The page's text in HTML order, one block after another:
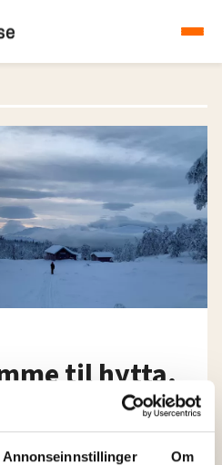
Annonseinnstillinger Om
til hytta.
ned»,
Myklebust